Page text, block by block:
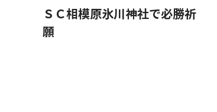
ＳＣ相模原氷川神社で必勝祈
願